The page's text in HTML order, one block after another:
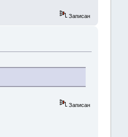
Записан
Записан